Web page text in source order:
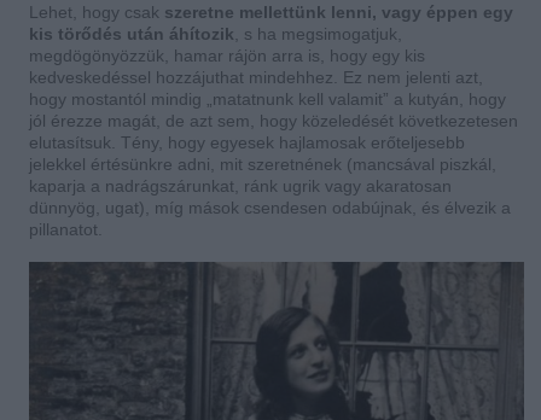
Lehet, hogy csak szeretne mellettünk lenni, vagy éppen egy
kis törődés után áhítozik , s ha megsimogatjuk,
megdögönyözzük, hamar rájön arra is, hogy egy kis
kedveskedéssel hozzájuthat mindehhez. Ez nem jelenti azt,
hogy mostantól mindig „matatnunk kell valamit” a kutyán, hogy
jól érezze magát, de azt sem, hogy közeledését következetesen
elutasítsuk. Tény, hogy egyesek hajlamosak erőteljesebb
jelekkel értésünkre adni, mit szeretnének (mancsával piszkál,
kaparja a nadrágszárunkat, ránk ugrik vagy akaratosan
dünnyög, ugat), míg mások csendesen odabújnak, és élvezik a
pillanatot.